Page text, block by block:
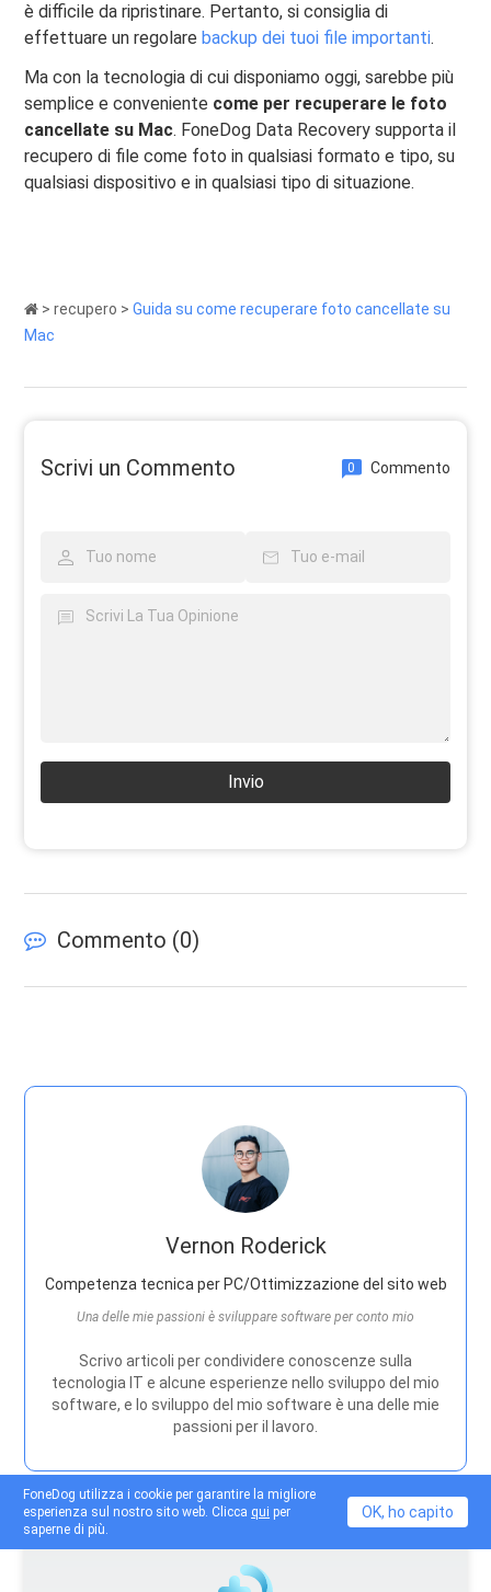
è difficile da ripristinare. Pertanto, si consiglia di
effettuare un regolarebackup dei tuoi file importanti.
Ma con la tecnologia di cui disponiamo oggi, sarebbe più
semplice e conveniente come per recuperare le foto
cancellate su Mac. FoneDog Data Recovery supporta il
recupero di file come foto in qualsiasi formato e tipo, su
qualsiasi dispositivo e in qualsiasi tipo di situazione.
>recupero >Guida su come recuperare foto cancellate su
Mac
Scrivi un Commento 0 Commento
Invio
Commento (0)
Vernon Roderick
Competenza tecnica per PC/Ottimizzazione del sito web
Una delle mie passioni è sviluppare software per conto mio
Scrivo articoli per condividere conoscenze sulla
tecnologia IT e alcune esperienze nello sviluppo del mio
software, e lo sviluppo del mio software è una delle mie
passioni per il lavoro.
FoneDog utilizza i cookie per garantire la migliore
esperienza sul nostro sito web. Clicca qui per
saperne di più.
OK, ho capito